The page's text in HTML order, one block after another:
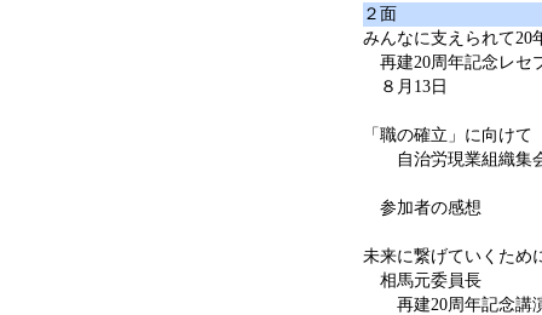
２面
みんなに支えられて20
再建20周年記念レセ
８月13日
「職の確立」に向けて
自治労現業組織集
参加者の感想
未来に繋げていくため
相馬元委員長
再建20周年記念講